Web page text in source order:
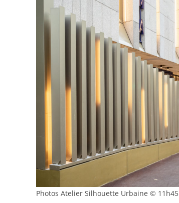
Photos Atelier Silhouette Urbaine © 11h45